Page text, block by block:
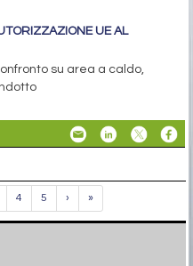
UE AL
su area a caldo,
4 5 › »